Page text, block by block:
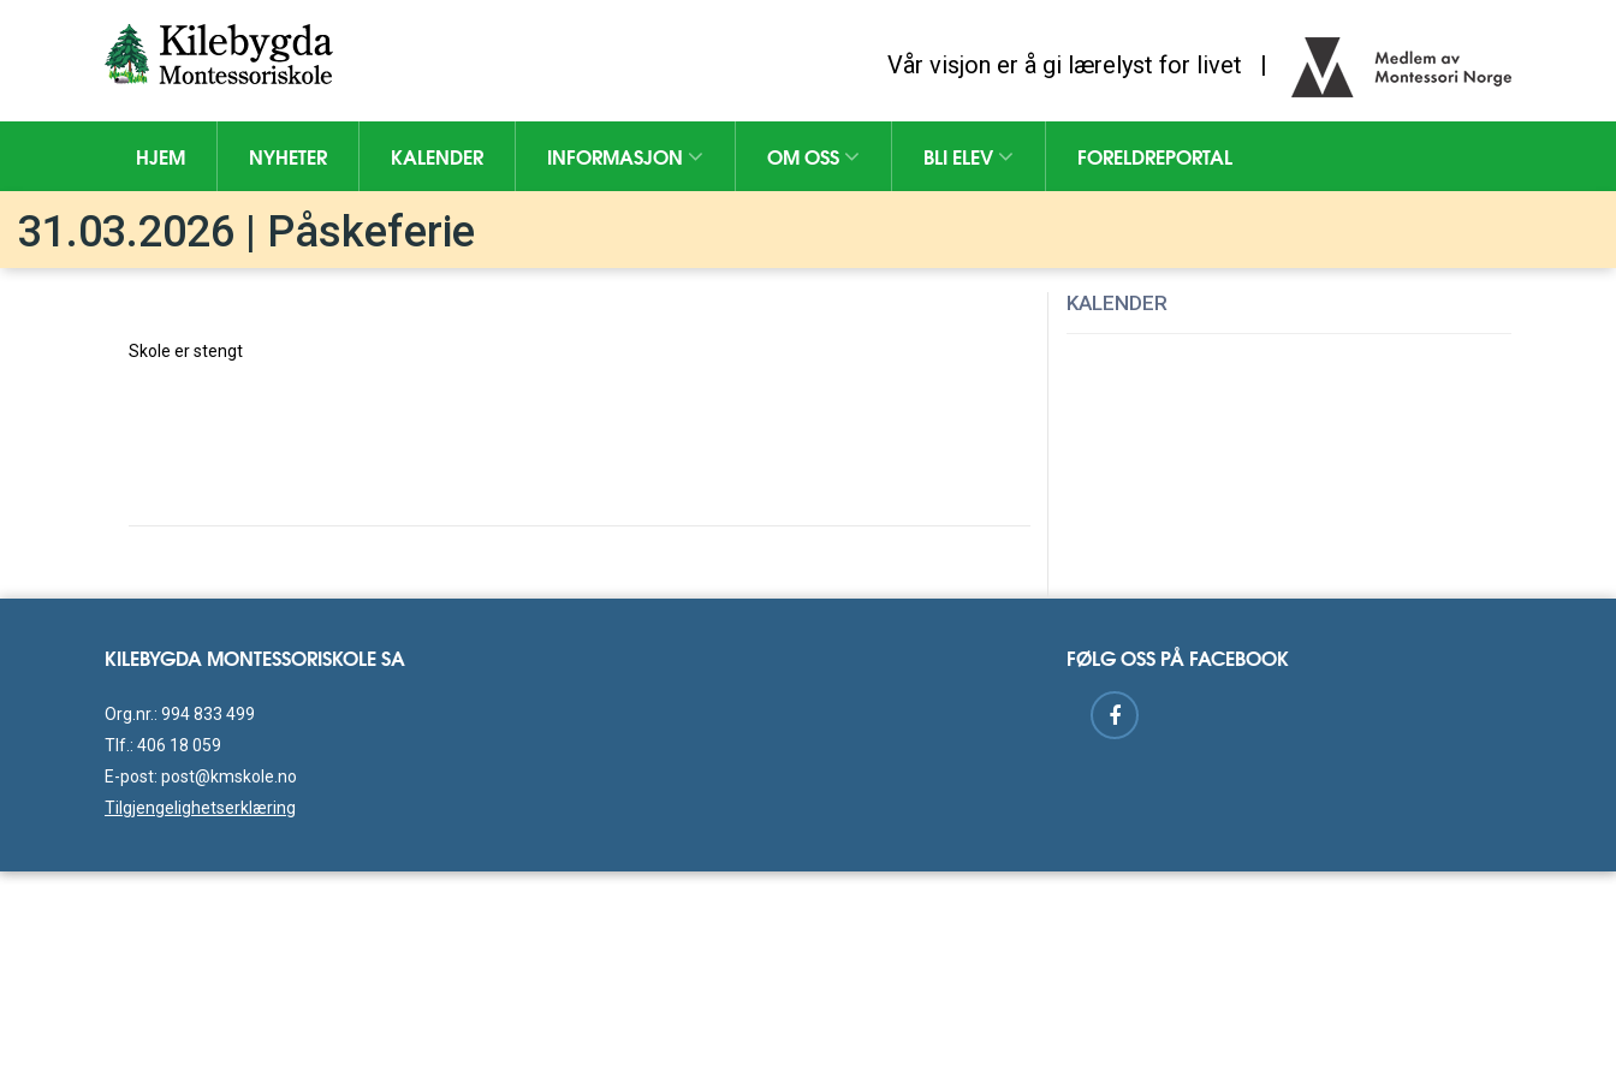
Vår visjon er å gi lærelyst for livet |
HJEM NYHETER KALENDER INFORMASJON OM OSS BLI ELEV FORELDREPORTAL
31.03.2026 | Påskeferie
Skole er stengt
KALENDER
KILEBYGDA MONTESSORISKOLE SA
Org.nr.: 994 833 499
Tlf.: 406 18 059
E-post: post@kmskole.no
Tilgjengelighetserklæring
FØLG OSS PÅ FACEBOOK